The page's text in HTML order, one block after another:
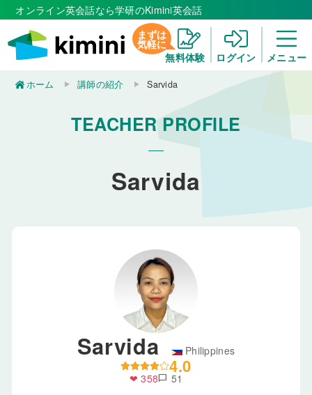
オンライン英会話なら学研のKimini英会話
まずは
気軽に
無料体験
ログイン メニュー
ホーム 講師の紹介 Sarvida
TEACHER PROFILE
Sarvida
Sarvida Philippines
4.0
❤ 358chat_bubble 51